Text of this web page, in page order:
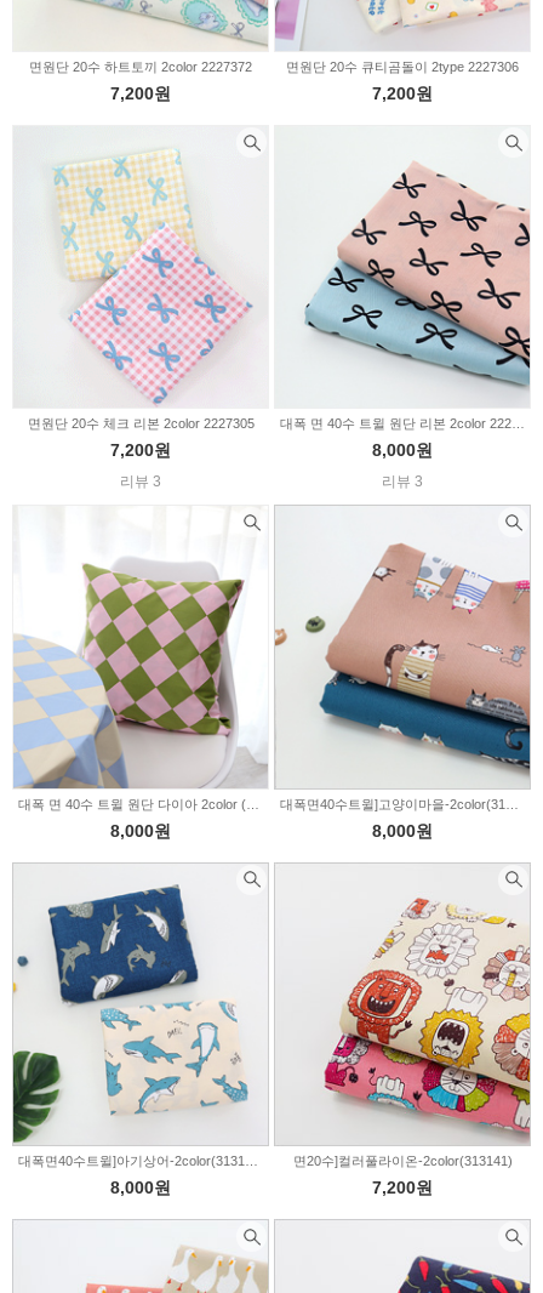
면원단 20수 하트토끼 2color 2227372
7,200원
면원단 20수 큐티곰돌이 2type 2227306
7,200원
면원단 20수 체크 리본 2color 2227305
7,200원
리뷰 3
대폭 면 40수 트윌 원단 리본 2color 2224968
8,000원
리뷰 3
8,000원 8,000원
8,000원
면20수]컬러풀라이온-2color(313141)
7,200원